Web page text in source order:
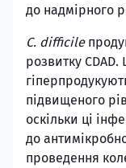
до надмірного
C. difficile
розвитку
підвищеного
оскільки ці
до
проведення